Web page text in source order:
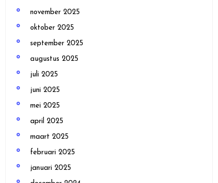
november 2025
oktober 2025
september 2025
augustus 2025
juli 2025
juni 2025
mei 2025
april 2025
maart 2025
februari 2025
januari 2025